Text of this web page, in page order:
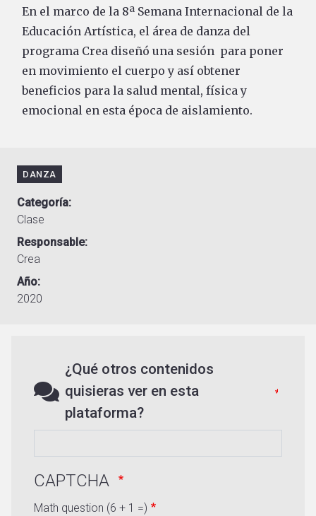
En el marco de la 8ª Semana Internacional de la
Educación Artística, el área de danza del
programa Crea diseñó una sesión para poner
en movimiento el cuerpo y así obtener
beneficios para la salud mental, física y
emocional en esta época de aislamiento.
DANZA
Categoría
Clase
Responsable
Crea
Año
2020
¿Qué otros contenidos
quisieras ver en esta
plataforma?
CAPTCHA
Math question (6 + 1 =)